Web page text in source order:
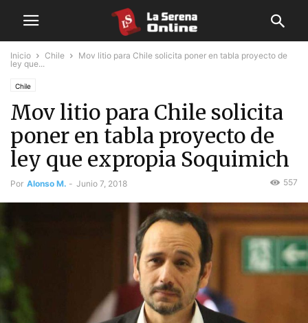
Inicio Chile
Mov litio para Chile solicita poner en tabla proyecto de
ley que...
Chile
Mov litio para Chile solicita
poner en tabla proyecto de
ley que expropia Soquimich
Por Alonso M. - Junio 7, 2018 557